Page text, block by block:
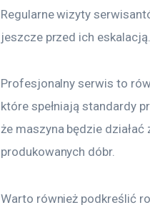
Regularne wizyty
jeszcze przed ich eskalacją.
Profesjonalny serwis to
które spełniają standardy
że maszyna będzie działać
produkowanych dóbr.
Warto również podkreślić